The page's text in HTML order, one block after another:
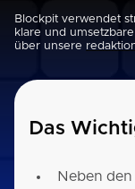
Blockpit verwendet
klare und
über unsere
Das
Neben